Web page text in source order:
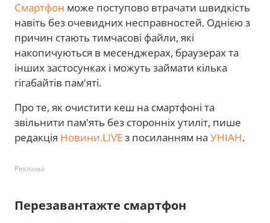
Смартфон може поступово втрачати швидкість
навіть без очевидних несправностей. Однією з
причин стають тимчасові файли, які
накопичуються в месенджерах, браузерах та
інших застосунках і можуть займати кілька
гігабайтів пам'яті.
Про те, як очистити кеш на смартфоні та
звільнити пам'ять без сторонніх утиліт, пише
редакція Новини.LIVEз посиланням на УНІАН.
Реклама
Перезавантажте смартфон